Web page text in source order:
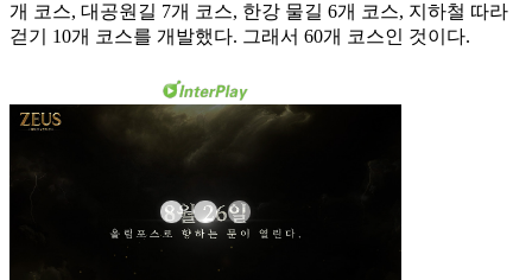
개 코스, 대공원길 7개 코스, 한강 물길 6개 코스, 지하철 따라
걷기 10개 코스를 개발했다. 그래서 60개 코스인 것이다.